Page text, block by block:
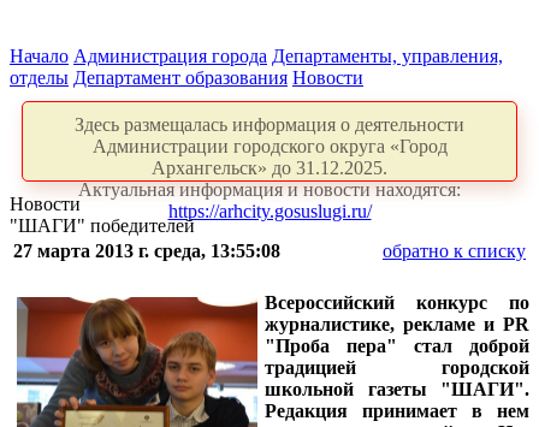
Начало Администрация города Департаменты, управления,
отделы Департамент образования Новости
Здесь размещалась информация о деятельности
Администрации городского округа «Город
Архангельск» до 31.12.2025.
Актуальная информация и новости находятся:
https://arhcity.gosuslugi.ru/
Новости
"ШАГИ" победителей
27 марта 2013 г. среда, 13:55:08
обратно к списку
Всероссийский конкурс по
журналистике, рекламе и PR
"Проба пера" стал доброй
традицией городской
школьной газеты "ШАГИ".
Редакция принимает в нем